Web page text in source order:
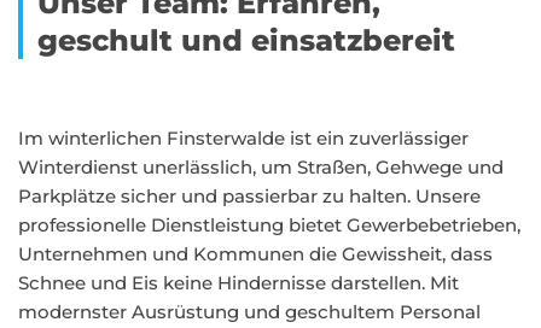
geschult und einsatzbereit
Im winterlichen Finsterwalde ist ein zuverlässiger
Winterdienst unerlässlich, um Straßen, Gehwege und
Parkplätze sicher und passierbar zu halten. Unsere
professionelle Dienstleistung bietet Gewerbebetrieben,
Unternehmen und Kommunen die Gewissheit, dass
Schnee und Eis keine Hindernisse darstellen. Mit
modernster Ausrüstung und geschultem Personal